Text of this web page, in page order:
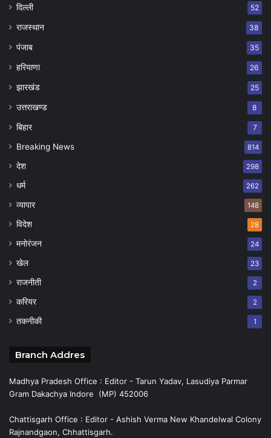
दिल्ली 52
राजस्थान 38
पंजाब 35
हरियाणा 26
झारखंड 25
उत्तराखण्ड 8
बिहार 7
Breaking News 814
देश 298
धर्म 262
व्यापार 148
विदेश 28
मनोरंजन 24
खेल 23
राजनीती 2
करियर 2
तकनीकी 1
Branch Addres
Madhya Pradesh Office : Editor - Tarun Yadav, Lasudiya Parmar
Gram Dakachya Indore (MP) 452006
Chattisgarh Office : Editor - Ashish Verma New Khandelwal Colony
Rajnandgaon, Chhattisgarh.